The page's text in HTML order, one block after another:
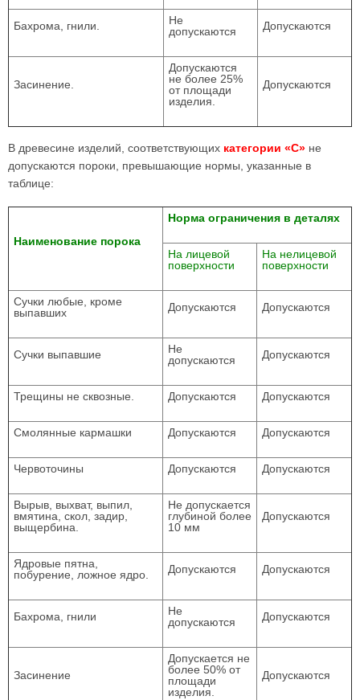
Бахрома, гнили.
Не
допускаются
Допускаются
Засинение.
Допускаются
не более 25%
от площади
изделия.
Допускаются
В древесине изделий, соответствующих категории «С» не
допускаются пороки, превышающие нормы, указанные в
таблице:
Наименование порока
Норма ограничения в деталях
На лицевой
поверхности
На нелицевой
поверхности
Сучки любые, кроме
выпавших
Допускаются Допускаются
Сучки выпавшие
Не
допускаются
Допускаются
Трещины не сквозные. Допускаются Допускаются
Смолянные кармашки Допускаются Допускаются
Червоточины Допускаются Допускаются
Вырыв, выхват, выпил,
вмятина, скол, задир,
выщербина.
Не допускается
глубиной более
10 мм
Допускаются
Ядровые пятна,
побурение, ложное ядро.
Допускаются Допускаются
Бахрома, гнили
Не
допускаются
Допускаются
Засинение
Допускается не
более 50% от
площади
изделия.
Допускаются